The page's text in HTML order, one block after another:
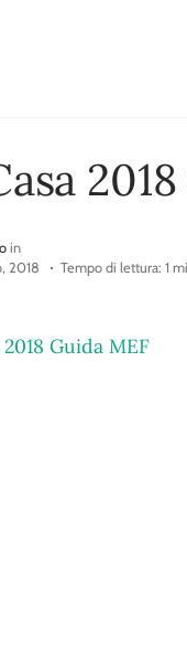
in
2018
Tempo di lettura: 1
Guida MEF